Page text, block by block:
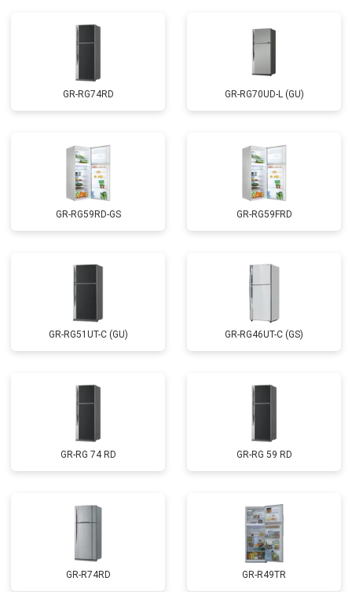
GR-RG74RD GR-RG70UD-L (GU)
GR-RG59RD-GS GR-RG59FRD
GR-RG51UT-C (GU) GR-RG46UT-C (GS)
GR-RG 74 RD GR-RG 59 RD
GR-R74RD GR-R49TR